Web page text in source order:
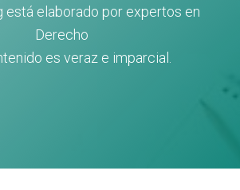
está elaborado por expertos en
Derecho
es veraz e imparcial.